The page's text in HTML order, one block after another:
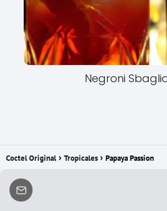
Negroni
Coctel Original Tropicales Papaya Passion